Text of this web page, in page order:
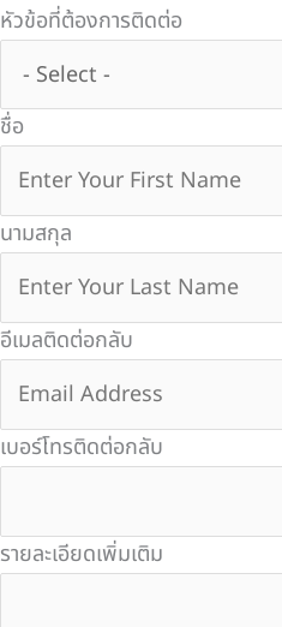
หัวข้อที่ต้องการติดต่อ
ชื่อ
นามสกุล
อีเมลติดต่อกลับ
เบอร์โทรติดต่อกลับ
รายละเอียดเพิ่มเติม